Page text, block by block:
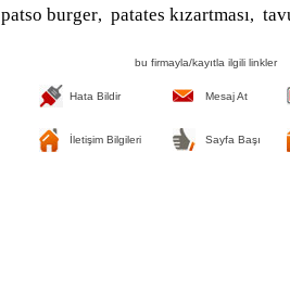
patso burger, patates kızartması,
bu firmayla/kayıtla ilgili linkler
Hata Bildir Mesaj At
İletişim Bilgileri Sayfa Başı